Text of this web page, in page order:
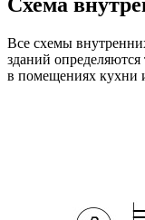
Все схемы
зданий
в помещениях кухни